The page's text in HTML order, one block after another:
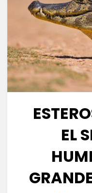
EL